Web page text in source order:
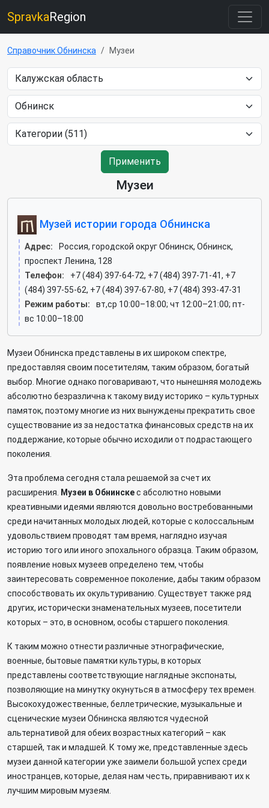
SpravkaRegion
Справочник Обнинска Музеи
Применить
Музеи
Музей истории города Обнинска
Адрес:
Россия, городской округ Обнинск, Обнинск,
проспект Ленина, 128
Телефон:
+7 (484) 397-64-72, +7 (484) 397-71-41, +7
(484) 397-55-62, +7 (484) 397-67-80, +7 (484) 393-47-31
Режим работы:
вт,ср 10:00–18:00; чт 12:00–21:00; пт-
вс 10:00–18:00
Музеи Обнинска представлены в их широком спектре,
предоставляя своим посетителям, таким образом, богатый
выбор. Многие однако поговаривают, что нынешняя молодежь
абсолютно безразлична к такому виду историко – культурных
памяток, поэтому многие из них вынуждены прекратить свое
существование из за недостатка финансовых средств на их
поддержание, которые обычно исходили от подрастающего
поколения.
Эта проблема сегодня стала решаемой за счет их
расширения.
Музеи в Обнинскес абсолютно новыми
креативными идеями являются довольно востребованными
среди начитанных молодых людей, которые с колоссальным
удовольствием проводят там время, наглядно изучая
историю того или иного эпохального образца. Таким образом,
появление новых музеев определено тем, чтобы
заинтересовать современное поколение, дабы таким образом
способствовать их окультуриванию. Существует также ряд
других, исторически знаменательных музеев, посетители
которых – это, в основном, особы старшего поколения.
К таким можно отнести различные этнографические,
военные, бытовые памятки культуры, в которых
представлены соответствующие наглядные экспонаты,
позволяющие на минутку окунуться в атмосферу тех времен.
Высокохудожественные, беллетрические, музыкальные и
сценические музеи Обнинска являются чудесной
альтернативой для обеих возрастных категорий – как
старшей, так и младшей. К тому же, представленные здесь
музеи данной категории уже заимели большой успех среди
иностранцев, которые, делая нам честь, приравнивают их к
лучшим мировым музеям.